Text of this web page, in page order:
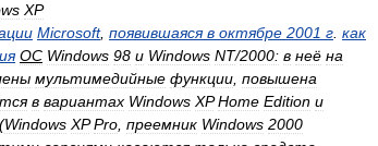
XP
Microsoft, появившаяся в октябре 2001 г как
ОС Windows 98 и Windows NT/2000: в неё на
мультимедийные функции повышена
в вариантах Windows XP Home Edition и
(Windows XP Pro преемник Windows 2000